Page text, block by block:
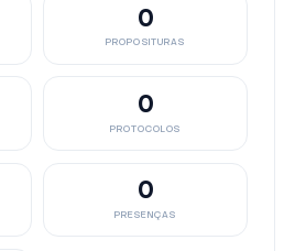
0
PROPOSITURAS
0
PROTOCOLOS
0
PRESENÇAS